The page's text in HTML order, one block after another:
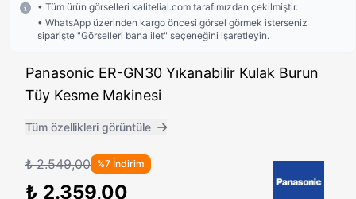
• Tüm ürün görselleri kalitelial.com tarafımızdan çekilmiştir.
• WhatsApp üzerinden kargo öncesi görsel görmek isterseniz
siparişte "Görselleri bana ilet" seçeneğini işaretleyin.
Panasonic ER-GN30 Yıkanabilir Kulak Burun
Tüy Kesme Makinesi
Tüm özellikleri görüntüle
₺ 2.549,00 %7 İndirim
₺ 2.359,00